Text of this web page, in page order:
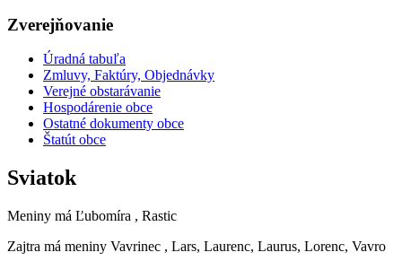
Zverejňovanie
Úradná tabuľa
Zmluvy, Faktúry, Objednávky
Verejné obstarávanie
Hospodárenie obce
Ostatné dokumenty obce
Štatút obce
Sviatok
Meniny má Ľubomíra , Rastic
Zajtra má meniny Vavrinec , Lars, Laurenc, Laurus, Lorenc, Vavro